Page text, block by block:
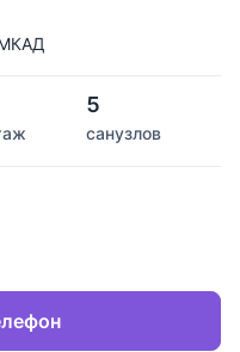
5
санузлов